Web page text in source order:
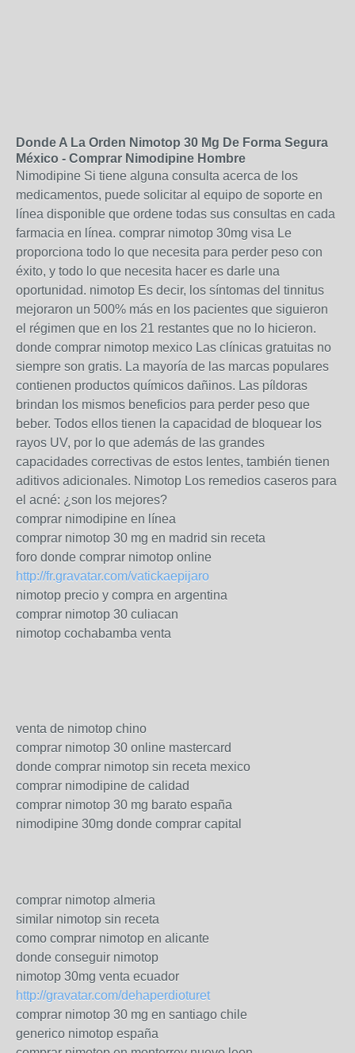
Donde A La Orden Nimotop 30 Mg De Forma Segura
México - Comprar Nimodipine Hombre
Nimodipine Si tiene alguna consulta acerca de los
medicamentos, puede solicitar al equipo de soporte en
línea disponible que ordene todas sus consultas en cada
farmacia en línea. comprar nimotop 30mg visa Le
proporciona todo lo que necesita para perder peso con
éxito, y todo lo que necesita hacer es darle una
oportunidad. nimotop Es decir, los síntomas del tinnitus
mejoraron un 500% más en los pacientes que siguieron
el régimen que en los 21 restantes que no lo hicieron.
donde comprar nimotop mexico Las clínicas gratuitas no
siempre son gratis. La mayoría de las marcas populares
contienen productos químicos dañinos. Las píldoras
brindan los mismos beneficios para perder peso que
beber. Todos ellos tienen la capacidad de bloquear los
rayos UV, por lo que además de las grandes
capacidades correctivas de estos lentes, también tienen
aditivos adicionales. Nimotop Los remedios caseros para
el acné: ¿son los mejores?
comprar nimodipine en línea
comprar nimotop 30 mg en madrid sin receta
foro donde comprar nimotop online
http://fr.gravatar.com/vatickaepijaro
nimotop precio y compra en argentina
comprar nimotop 30 culiacan
nimotop cochabamba venta
venta de nimotop chino
comprar nimotop 30 online mastercard
donde comprar nimotop sin receta mexico
comprar nimodipine de calidad
comprar nimotop 30 mg barato españa
nimodipine 30mg donde comprar capital
comprar nimotop almeria
similar nimotop sin receta
como comprar nimotop en alicante
donde conseguir nimotop
nimotop 30mg venta ecuador
http://gravatar.com/dehaperdioturet
comprar nimotop 30 mg en santiago chile
generico nimotop españa